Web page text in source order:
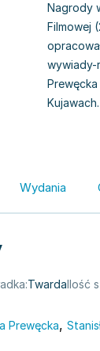
Nagrody
Filmowej
wywiady-
Kujawach.
Wydania
TwardaIlość
Prewęcka,